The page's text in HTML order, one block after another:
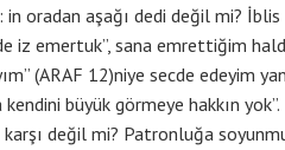
oradan aşağı dedi değil mi? İblis
iz emertuk”, sana emrettiğim
(ARAF 12)niye secde edeyim
büyük görmeye hakkın yok”.
karşı değil mi? Patronluğa